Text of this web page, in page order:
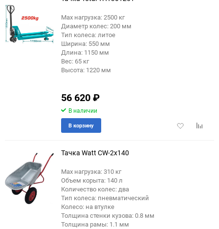
Max нагрузка: 2500 кг
Диаметр колес: 200 мм
Тип колеса: литое
Ширина: 550 мм
Длина: 1150 мм
Вес: 65 кг
Высота: 1220 мм
56 620₽
В наличии
Добавить
В корзину
Тачка Watt CW-2x140
Max нагрузка: 310 кг
Объем корыта: 140 л
Количество колес: два
Тип колеса: пневматический
Колесо: на втулке
Толщина стенки кузова: 0.8 мм
Толщина рамы: 1.1 мм